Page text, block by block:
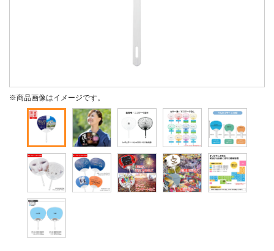
※商品画像はイメージです。